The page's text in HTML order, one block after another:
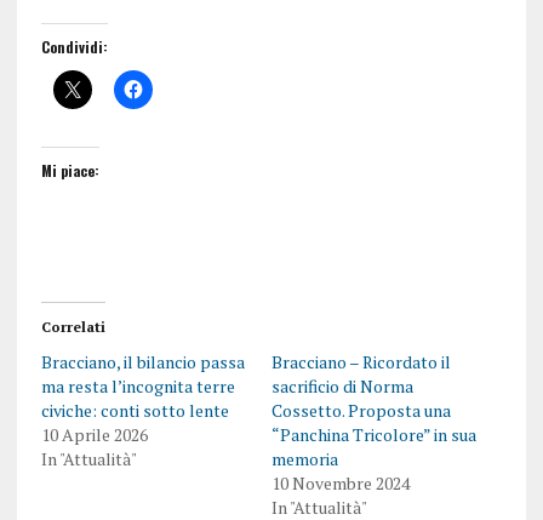
Condividi:
Mi piace:
Correlati
Bracciano, il bilancio passa
ma resta l’incognita terre
civiche: conti sotto lente
10 Aprile 2026
In "Attualità"
Bracciano – Ricordato il
sacrificio di Norma
Cossetto. Proposta una
“Panchina Tricolore” in sua
memoria
10 Novembre 2024
In "Attualità"